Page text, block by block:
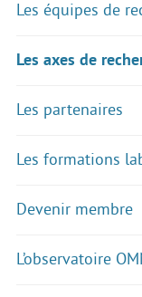
Les équipes de
Les axes de
Les partenaires
Les formations
Devenir membre
L’observatoire